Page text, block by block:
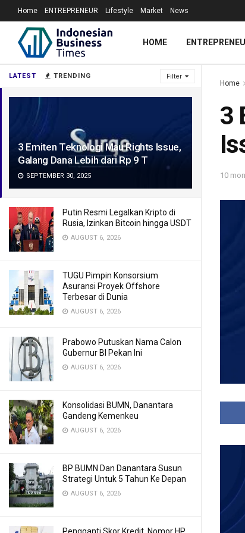
LATEST TRENDING Filter
3 Emiten Teknologi Mau Rights Issue,
Galang Dana Lebih dari Rp 9 T
SEPTEMBER 30, 2025
Putin Resmi Legalkan Kripto di
Rusia, Izinkan Bitcoin hingga USDT
AUGUST 6, 2026
TUGU Pimpin Konsorsium
Asuransi Proyek Offshore
Terbesar di Dunia
AUGUST 6, 2026
Prabowo Putuskan Nama Calon
Gubernur BI Pekan Ini
AUGUST 6, 2026
Konsolidasi BUMN, Danantara
Gandeng Kemenkeu
AUGUST 6, 2026
BP BUMN Dan Danantara Susun
Strategi Untuk 5 Tahun Ke Depan
AUGUST 6, 2026
Home ENTREPRENEUR Lifestyle Market News
HOME
Home
3
10